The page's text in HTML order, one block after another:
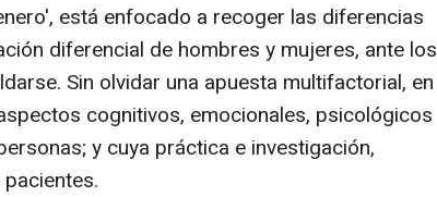
está enfocado a recoger las diferencias
diferencial de hombres y mujeres, ante los
Sin olvidar una apuesta multifactorial, en
cognitivos, emocionales, psicológicos
y cuya práctica e investigación,